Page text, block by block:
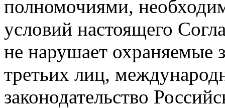
полномочиями,
условий настоящего
не нарушает охраняемые
третьих лиц,
законодательство